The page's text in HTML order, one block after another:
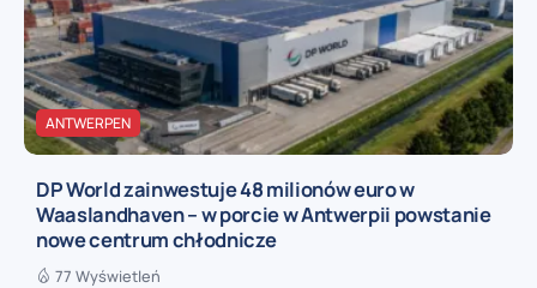
ANTWERPEN
DP World zainwestuje 48 milionów euro w
Waaslandhaven – w porcie w Antwerpii powstanie
nowe centrum chłodnicze
77 Wyświetleń